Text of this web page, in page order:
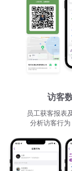
访客
员工获客报表
分析访客行